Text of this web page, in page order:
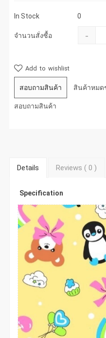
In Stock 0
จำนวนสั่งซื้อ -
Add to wishlist
สอบถามสินค้า สินค้าหมด
สอบถามสินค้า
Details Reviews ( 0)
Specification